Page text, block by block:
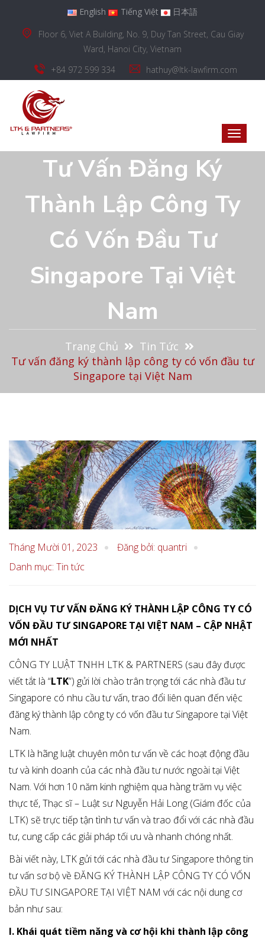
English Tiếng Việt
日本語
Floor 6, Viet A Building, No. 9, Duy Tan Street, Cau Giay
Ward, Hanoi City, Vietnam
+84 972 599 334
hathuy@ltk-lawfirm.com
Tư Vấn Đăng Ký
Thành Lập Công Ty
Có Vốn Đầu Tư
Singapore Tại Việt
Nam
Trang Chủ
Tin Tức
Tư vấn đăng ký thành lập công ty có vốn đầu tư
Singapore tại Việt Nam
Tháng Mười 01, 2023
Đăng bởi: quantri
Danh mục: Tin tức
DỊCH VỤ TƯ VẤN ĐĂNG KÝ THÀNH LẬP CÔNG TY CÓ
VỐN ĐẦU TƯ SINGAPORE TẠI VIỆT NAM – CẬP NHẬT
MỚI NHẤT
CÔNG TY LUẬT TNHH LTK & PARTNERS (sau đây được
viết tắt là “LTK”) gửi lời chào trân trọng tới các nhà đầu tư
Singapore có nhu cầu tư vấn, trao đổi liên quan đến việc
đăng ký thành lập công ty có vốn đầu tư Singapore tại Việt
Nam.
LTK là hãng luật chuyên môn tư vấn về các hoạt động đầu
tư và kinh doanh của các nhà đầu tư nước ngoài tại Việt
Nam. Với hơn 10 năm kinh nghiệm qua hàng trăm vụ việc
thực tế, Thạc sĩ – Luật sư Nguyễn Hải Long (Giám đốc của
LTK) sẽ trực tiếp tận tình tư vấn và trao đổi với các nhà đầu
tư, cung cấp các giải pháp tối ưu và nhanh chóng nhất.
Bài viết này, LTK gửi tới các nhà đầu tư Singapore thông tin
tư vấn sơ bộ về ĐĂNG KÝ THÀNH LẬP CÔNG TY CÓ VỐN
ĐẦU TƯ SINGAPORE TẠI VIỆT NAM với các nội dung cơ
bản như sau:
I. Khái quát tiềm năng và cơ hội khi thành lập công